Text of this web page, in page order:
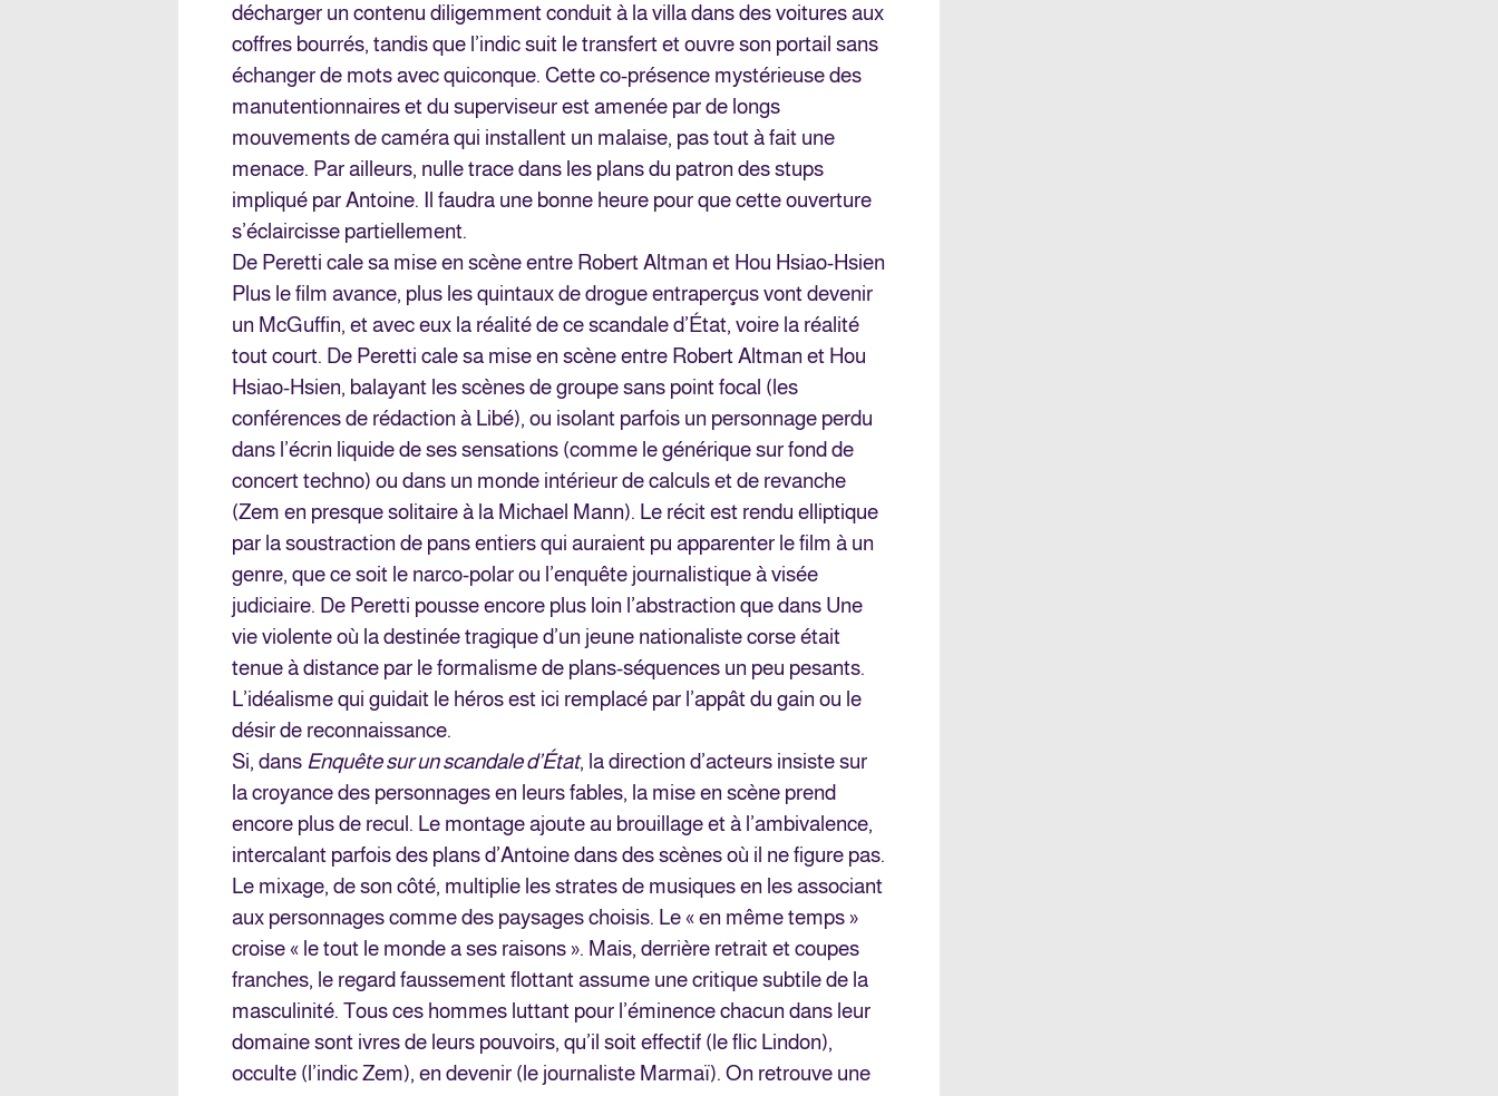
décharger un contenu diligemment conduit à la villa dans des voitures aux
coffres bourrés, tandis que l’indic suit le transfert et ouvre son portail sans
échanger de mots avec quiconque. Cette co-présence mystérieuse des
manutentionnaires et du superviseur est amenée par de longs
mouvements de caméra qui installent un malaise, pas tout à fait une
menace. Par ailleurs, nulle trace dans les plans du patron des stups
impliqué par Antoine. Il faudra une bonne heure pour que cette ouverture
s’éclaircisse partiellement.
De Peretti cale sa mise en scène entre Robert Altman et Hou Hsiao-Hsien
Plus le film avance, plus les quintaux de drogue entraperçus vont devenir
un McGuffin, et avec eux la réalité de ce scandale d’État, voire la réalité
tout court. De Peretti cale sa mise en scène entre Robert Altman et Hou
Hsiao-Hsien, balayant les scènes de groupe sans point focal (les
conférences de rédaction à Libé), ou isolant parfois un personnage perdu
dans l’écrin liquide de ses sensations (comme le générique sur fond de
concert techno) ou dans un monde intérieur de calculs et de revanche
(Zem en presque solitaire à la Michael Mann). Le récit est rendu elliptique
par la soustraction de pans entiers qui auraient pu apparenter le film à un
genre, que ce soit le narco-polar ou l’enquête journalistique à visée
judiciaire. De Peretti pousse encore plus loin l’abstraction que dans Une
vie violente où la destinée tragique d’un jeune nationaliste corse était
tenue à distance par le formalisme de plans-séquences un peu pesants.
L’idéalisme qui guidait le héros est ici remplacé par l’appât du gain ou le
désir de reconnaissance.
Si, dans Enquête sur un scandale d’État, la direction d’acteurs insiste sur
la croyance des personnages en leurs fables, la mise en scène prend
encore plus de recul. Le montage ajoute au brouillage et à l’ambivalence,
intercalant parfois des plans d’Antoine dans des scènes où il ne figure pas.
Le mixage, de son côté, multiplie les strates de musiques en les associant
aux personnages comme des paysages choisis. Le « en même temps »
croise « le tout le monde a ses raisons ». Mais, derrière retrait et coupes
franches, le regard faussement flottant assume une critique subtile de la
masculinité. Tous ces hommes luttant pour l’éminence chacun dans leur
domaine sont ivres de leurs pouvoirs, qu’il soit effectif (le flic Lindon),
occulte (l’indic Zem), en devenir (le journaliste Marmaï). On retrouve une